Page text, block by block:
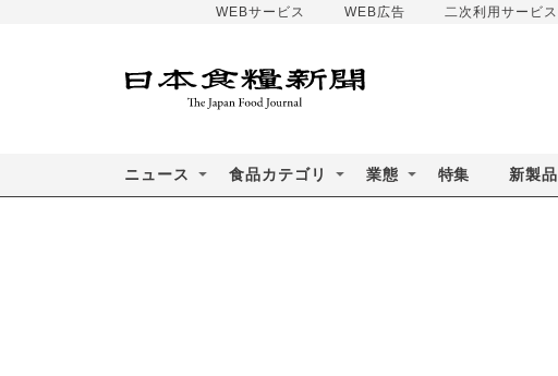
WEBサービス WEB広告 二次利用サービス
ニュース 食品カテゴリ 業態 特集 新製品